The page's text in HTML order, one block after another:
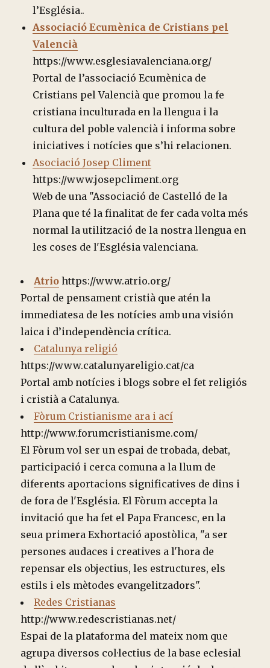
l’Església..
Associació Ecumènica de Cristians pel
Valencià
https://www.esglesiavalenciana.org/
Portal de l’associació Ecumènica de
Cristians pel Valencià que promou la fe
cristiana inculturada en la llengua i la
cultura del poble valencià i informa sobre
iniciatives i notícies que s’hi relacionen.
Asociació Josep Climent
https://www.josepcliment.org
Web de una "Associació de Castelló de la
Plana que té la finalitat de fer cada volta més
normal la utilització de la nostra llengua en
les coses de l'Església valenciana.
Atrio https://www.atrio.org/
Portal de pensament cristià que atén la
immediatesa de les notícies amb una visión
laica i d’independència crítica.
Catalunya religió
https://www.catalunyareligio.cat/ca
Portal amb notícies i blogs sobre el fet religiós
i cristià a Catalunya.
Fòrum Cristianisme ara i ací
http://www.forumcristianisme.com/
El Fòrum vol ser un espai de trobada, debat,
participació i cerca comuna a la llum de
diferents aportacions significatives de dins i
de fora de l'Església. El Fòrum accepta la
invitació que ha fet el Papa Francesc, en la
seua primera Exhortació apostòlica, "a ser
persones audaces i creatives a l'hora de
repensar els objectius, les estructures, els
estils i els mètodes evangelitzadors".
Redes Cristianas
http://www.redescristianas.net/
Espai de la plataforma del mateix nom que
agrupa diversos col·lectius de la base eclesial